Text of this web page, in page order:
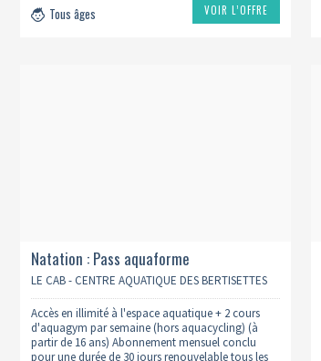
Tous âges
VOIR L’OFFRE
Natation : Pass aquaforme
LE CAB - CENTRE AQUATIQUE DES BERTISETTES
Accès en illimité à l'espace aquatique + 2 cours
d'aquagym par semaine (hors aquacycling) (à
partir de 16 ans) Abonnement mensuel conclu
pour une durée de 30 jours renouvelable tous les